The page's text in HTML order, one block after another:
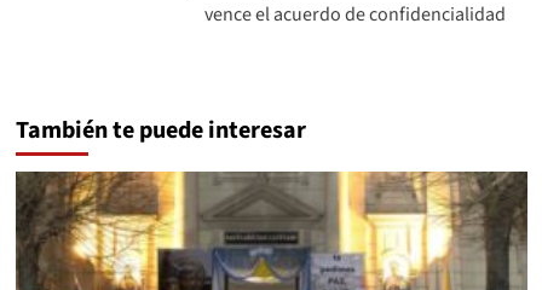
vence el acuerdo de confidencialidad
También te puede interesar